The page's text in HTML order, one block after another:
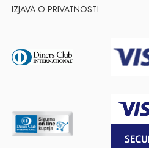
IZJAVA O PRIVATNOSTI